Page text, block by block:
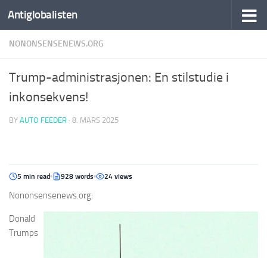
Antiglobalisten
NONONSENSENEWS.ORG
Trump-administrasjonen: En stilstudie i
inkonsekvens!
BY AUTO FEEDER · 8. MARS 2025
5 min read 928 words 24 views
Nononsensenews.org:
Donald
Trumps